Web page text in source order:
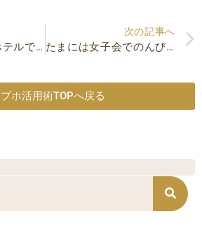
カラオケ付きのホテルで楽しみたい！カップルでも女子会でも盛り上がろう
次の記事へ
たまには女子会でのんびりしたい！ラブホ女子会がおすすめ
ホ活用術TOPへ戻る